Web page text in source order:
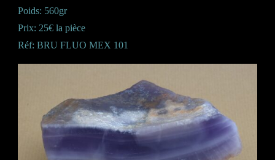
Poids: 560gr
Prix: 25€ la pièce
Réf: BRU FLUO MEX 101